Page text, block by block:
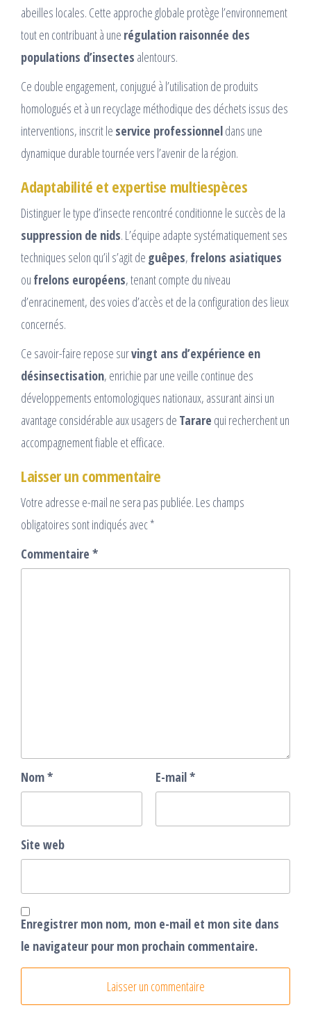
abeilles locales. Cette approche globale protège l’environnement
tout en contribuant à une régulation raisonnée des
populations d’insectes alentours.
Ce double engagement, conjugué à l’utilisation de produits
homologués et à un recyclage méthodique des déchets issus des
interventions, inscrit le service professionneldans une
dynamique durable tournée vers l’avenir de la région.
Adaptabilité et expertise multiespèces
Distinguer le type d’insecte rencontré conditionne le succès de la
suppression de nids. L’équipe adapte systématiquement ses
techniques selon qu’il s’agit de guêpes, frelons asiatiques
ou frelons européens, tenant compte du niveau
d’enracinement, des voies d’accès et de la configuration des lieux
concernés.
Ce savoir-faire repose survingt ans d’expérience en
désinsectisation, enrichie par une veille continue des
développements entomologiques nationaux, assurant ainsi un
avantage considérable aux usagers de Tarare qui recherchent un
accompagnement fiable et efficace.
Laisser un commentaire
Votre adresse e-mail ne sera pas publiée. Les champs
obligatoires sont indiqués avec*
Commentaire *
Nom* E-mail*
Site web
Enregistrer mon nom, mon e-mail et mon site dans
le navigateur pour mon prochain commentaire.